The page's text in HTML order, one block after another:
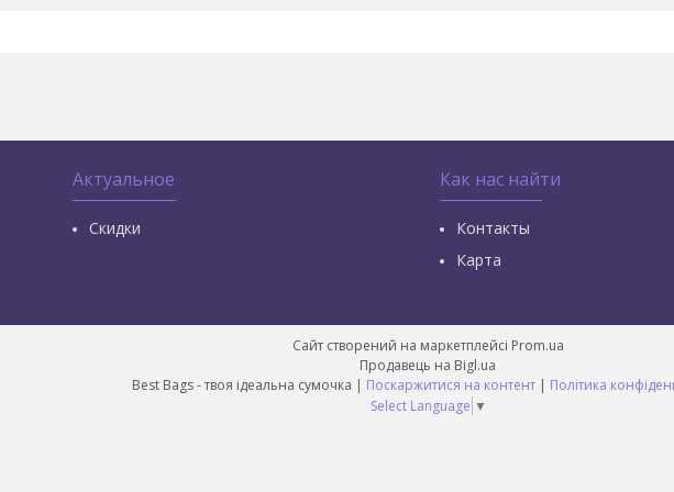
Актуальное
Скидки
Как нас найти
Контакты
Карта
Сайт створений на маркетплейсі Prom.ua
Продавець на Bigl.ua
Best Bags - твоя ідеальна сумочка | Поскаржитися на контент | Політика
Select Language ▼